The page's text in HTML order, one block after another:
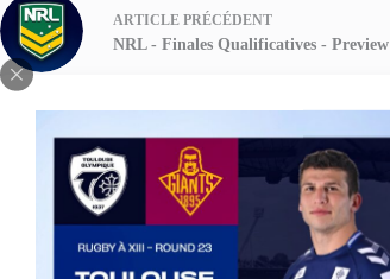
ARTICLE PRÉCÉDENT
NRL - Finales Qualificatives - Preview